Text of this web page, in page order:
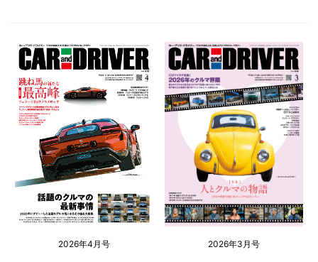
2026年4月号 2026年3月号